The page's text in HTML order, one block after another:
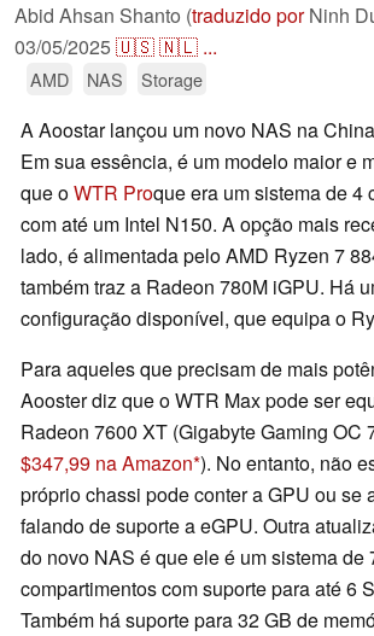
Abid Ahsan Shanto (traduzido porNinh
03/05/2025🇺🇸🇳🇱 ...
AMD NAS Storage
A Aoostar lançou um novo NAS na
Em sua essência, é um modelo maior e
que oWTR Proque era um sistema de 4
com até um Intel N150. A opção mais
lado, é alimentada pelo AMD Ryzen 7
também traz a Radeon 780M iGPU. Há
configuração disponível, que equipa o
Para aqueles que precisam de mais
Aooster diz que o WTR Max pode ser
Radeon 7600 XT (Gigabyte Gaming OC
$347,99 na Amazon ). No entanto, não
próprio chassi pode conter a GPU ou se
falando de suporte a eGPU. Outra
do novo NAS é que ele é um sistema de
compartimentos com suporte para até 6
Também há suporte para 32 GB de